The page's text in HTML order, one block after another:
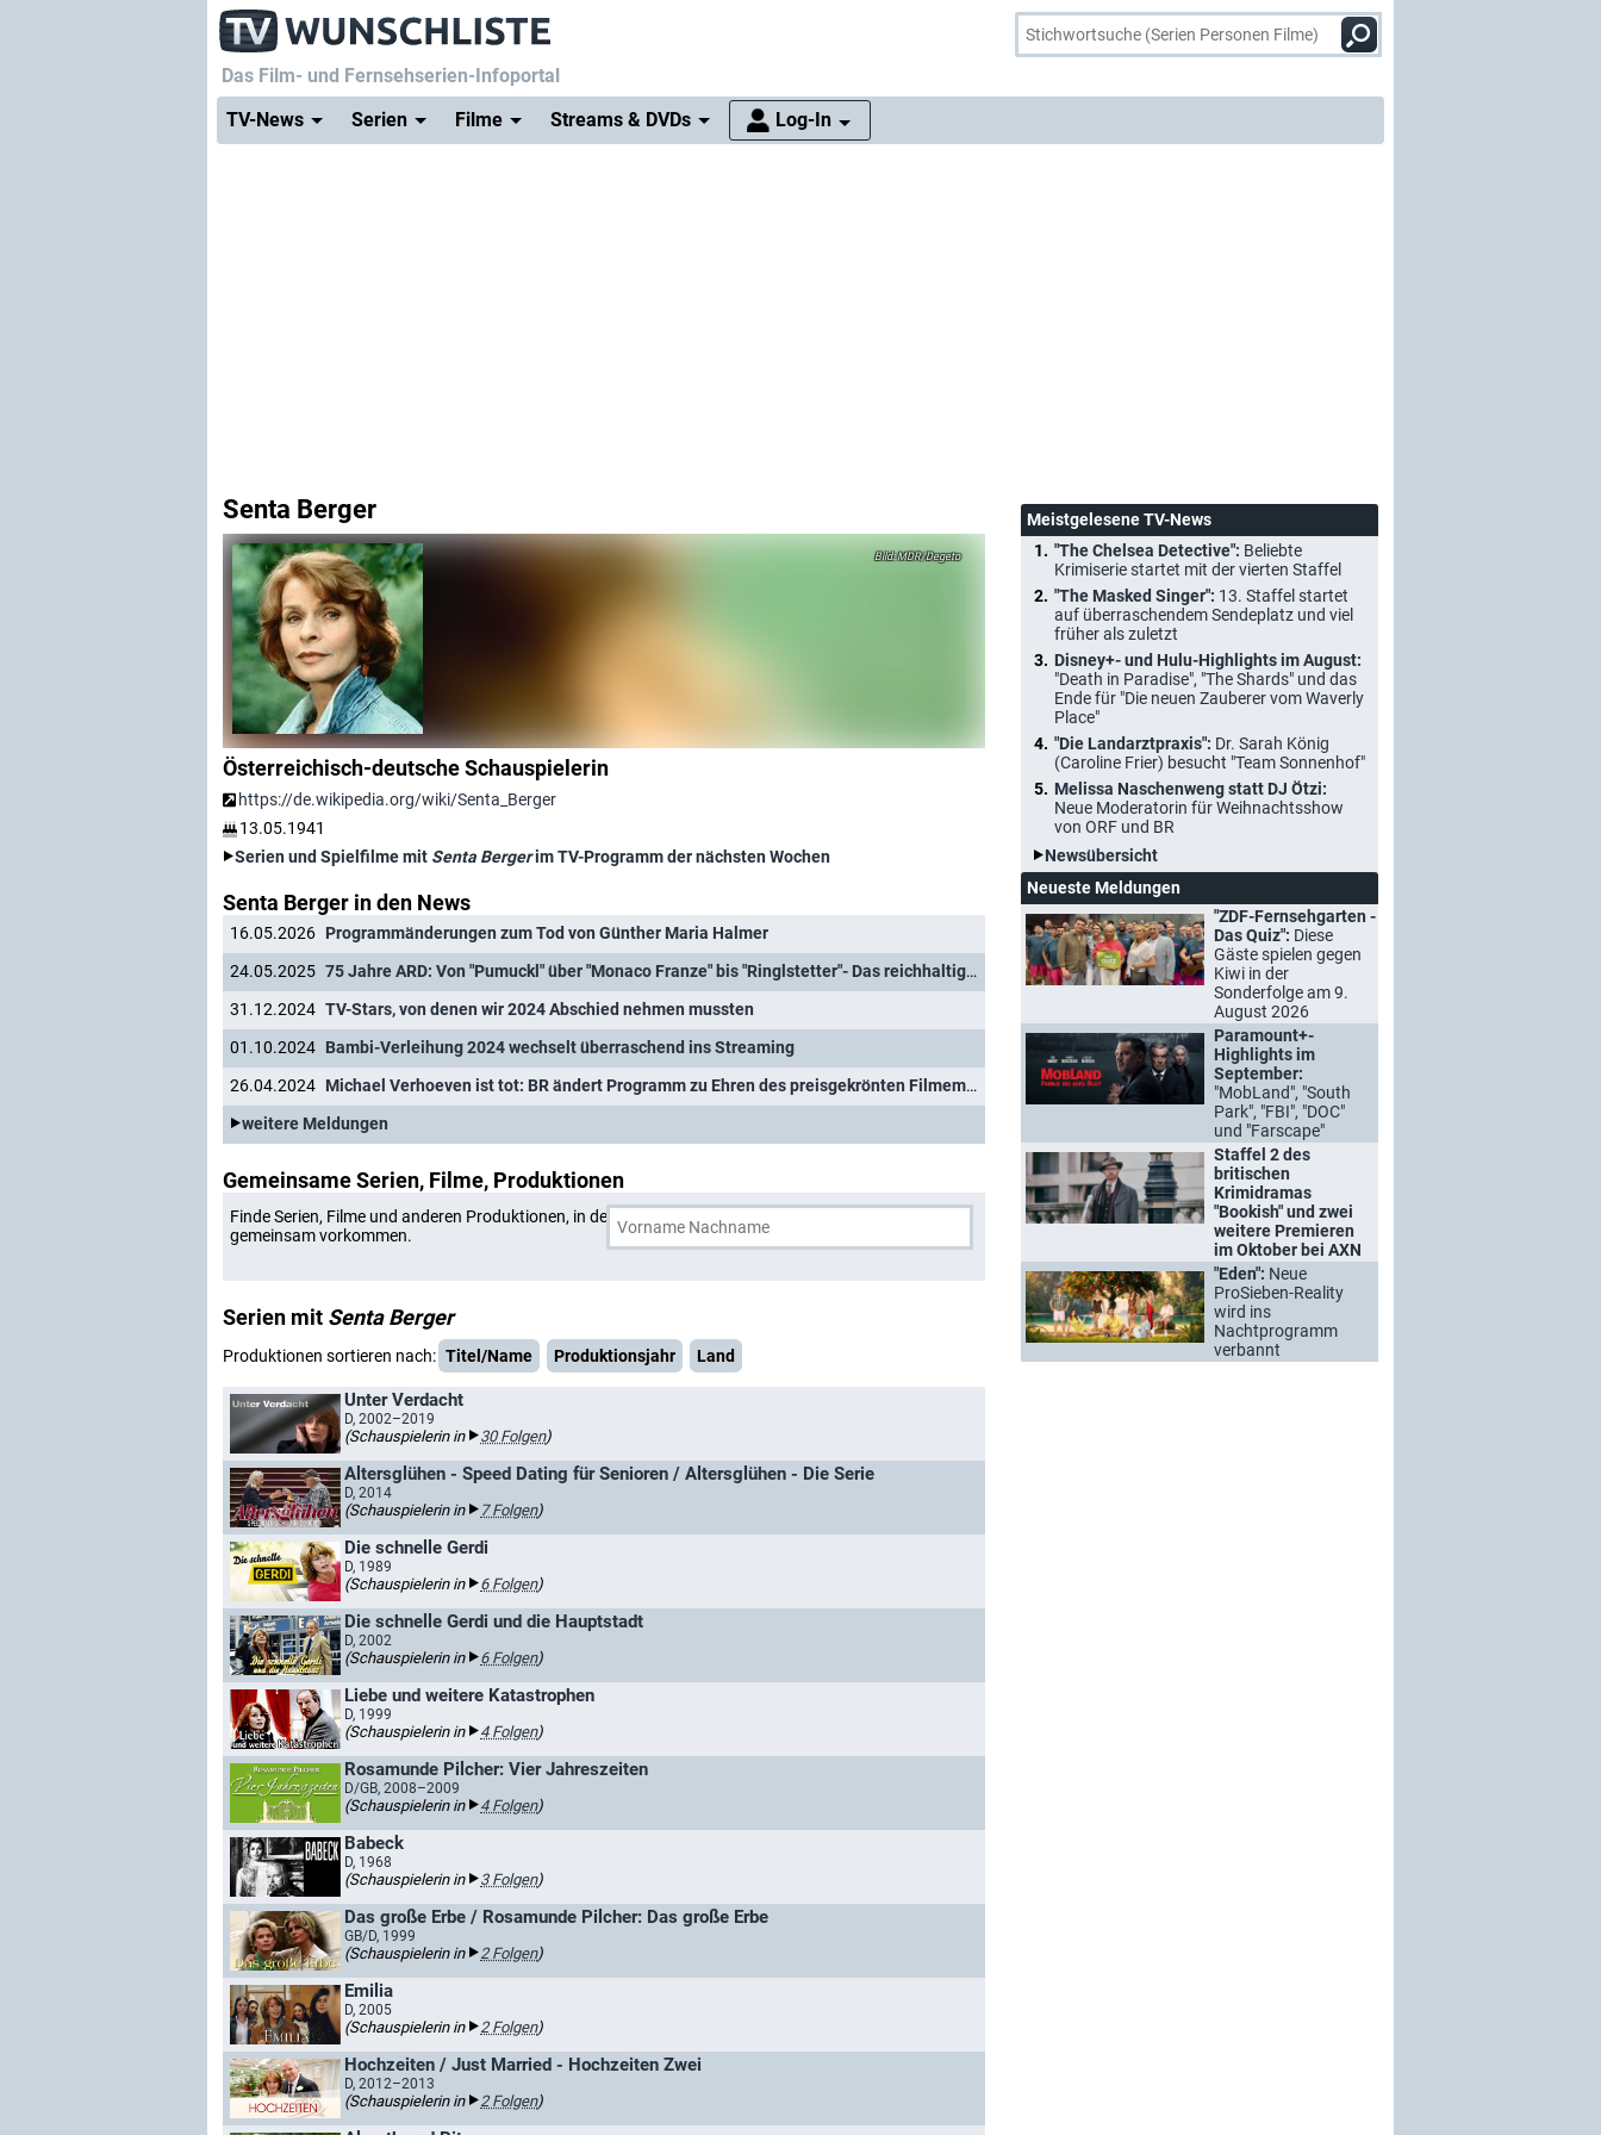
Das Film- und Fernsehserien-Infoportal
TV-News
Serien Filme Streams & DVDs Log-In
Senta Berger
MDR/Degeto
Österreichisch-deutsche Schauspielerin
https://de.wikipedia.org/wiki/Senta_Berger
13.05.1941
Serien und Spielfilme mit Senta Bergerim TV-Programm der nächsten Wochen
Senta Berger in den News
16.05.2026 Programmänderungen zum Tod von Günther Maria Halmer
24.05.2025
75 Jahre ARD: Von "Pumuckl" über "Monaco Franze" bis "Ringlstetter"- Das reichhaltige TV-Kulturerbe des BR
31.12.2024 TV-Stars, von denen wir 2024 Abschied nehmen mussten
01.10.2024 Bambi-Verleihung 2024 wechselt überraschend ins Streaming
26.04.2024
Michael Verhoeven ist tot: BR ändert Programm zu Ehren des preisgekrönten Filmemachers
weitere Meldungen
Gemeinsame Serien, Filme, Produktionen
Finde Serien, Filme und anderen Produktionen, in denen Senta Berger
gemeinsam vorkommen.
Serien mit Senta Berger
Produktionen sortieren nach: Titel/Name Produktionsjahr Land
Unter Verdacht
D, 2002–2019
(Schauspielerin in 30 Folgen)
Altersglühen - Speed Dating für Senioren / Altersglühen - Die Serie
D, 2014
(Schauspielerin in 7 Folgen)
Die schnelle Gerdi
D, 1989
(Schauspielerin in 6 Folgen)
Die schnelle Gerdi und die Hauptstadt
D, 2002
(Schauspielerin in 6 Folgen)
Liebe und weitere Katastrophen
D, 1999
(Schauspielerin in 4 Folgen)
Rosamunde Pilcher: Vier Jahreszeiten
D/GB, 2008–2009
(Schauspielerin in 4 Folgen)
Babeck
D, 1968
(Schauspielerin in 3 Folgen)
Das große Erbe / Rosamunde Pilcher: Das große Erbe
GB/D, 1999
(Schauspielerin in 2 Folgen)
Emilia
D, 2005
(Schauspielerin in 2 Folgen)
Hochzeiten / Just Married - Hochzeiten Zwei
D, 2012–2013
(Schauspielerin in 2 Folgen)
Meistgelesene TV-News
"The Chelsea Detective": Beliebte
Krimiserie startet mit der vierten Staffel
"The Masked Singer": 13. Staffel startet
auf überraschendem Sendeplatz und viel
früher als zuletzt
Disney+- und Hulu-Highlights im August:
"Death in Paradise", "The Shards" und das
Ende für "Die neuen Zauberer vom Waverly
Place"
"Die Landarztpraxis": Dr. Sarah König
(Caroline Frier) besucht "Team Sonnenhof"
Melissa Naschenweng statt DJ Ötzi:
Neue Moderatorin für Weihnachtsshow
von ORF und BR
Newsübersicht
Neueste Meldungen
"ZDF-Fernsehgarten -
Das Quiz": Diese
Gäste spielen gegen
Kiwi in der
Sonderfolge am 9.
August 2026
Paramount+-
Highlights im
September:
"MobLand", "South
Park", "FBI", "DOC"
und "Farscape"
Staffel 2 des
britischen
Krimidramas
"Bookish" und zwei
weitere Premieren
im Oktober bei AXN
"Eden": Neue
ProSieben-Reality
wird ins
Nachtprogramm
verbannt